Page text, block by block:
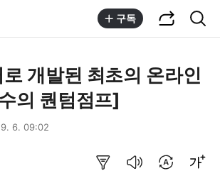
구독
개발된 최초의 온라인
의 퀀텀점프]
6. 09:02